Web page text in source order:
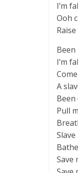
I’m
Ooh
I’m
A
Pull
Save